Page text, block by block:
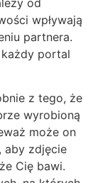
wpływają
partnera.
każdy portal
z tego, że
wyrobioną
może on
aby zdjęcie
Cię bawi.